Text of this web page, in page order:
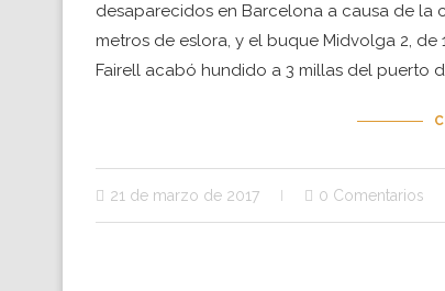
desaparecidos en Barcelona a causa de la
metros de eslora, y el buque Midvolga 2,
Fairell acabó hundido a 3 millas del puerto
21 de marzo de 2017 0 Comentarios